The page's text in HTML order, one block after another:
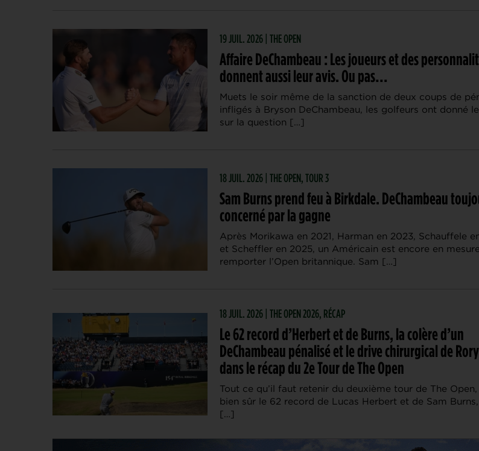
19 JUIL. 2026 | THE OPEN
Affaire DeChambeau : Les joueurs et des
donnent aussi leur avis. Ou pas…
Muets le soir même de la sanction de deux coups de
infligés à Bryson DeChambeau, les golfeurs ont donné
sur la question […]
18 JUIL. 2026 | THE OPEN, TOUR 3
Sam Burns prend feu à Birkdale. DeChambeau
concerné par la gagne
Après Morikawa en 2021, Harman en 2023, Schauffele
et Scheffler en 2025, un Américain est encore en
remporter l’Open britannique. Sam […]
18 JUIL. 2026 | THE OPEN 2026, RÉCAP
Le 62 record d’Herbert et de Burns, la colère d’un
DeChambeau pénalisé et le drive chirurgical de
dans le récap du 2e Tour de The Open
Tout ce qu’il faut retenir du deuxième tour de The
bien sûr le 62 record de Lucas Herbert et de Sam Burns,
[…]